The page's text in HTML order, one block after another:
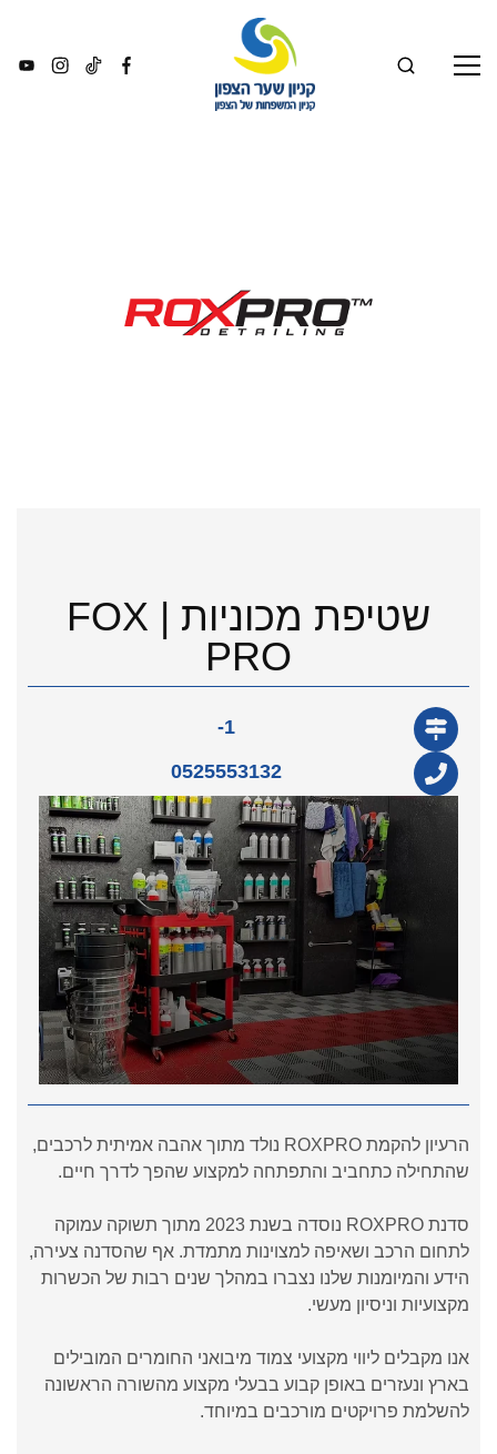
שטיפת מכוניות | FOX
PRO
1-
0525553132
הרעיון להקמת ROXPRO נולד מתוך אהבה אמיתית לרכבים,
שהתחילה כתחביב והתפתחה למקצוע שהפך לדרך חיים.
סדנת ROXPRO נוסדה בשנת 2023 מתוך תשוקה עמוקה
לתחום הרכב ושאיפה למצוינות מתמדת. אף שהסדנה צעירה,
הידע והמיומנות שלנו נצברו במהלך שנים רבות של הכשרות
מקצועיות וניסיון מעשי.
אנו מקבלים ליווי מקצועי צמוד מיבואני החומרים המובילים
בארץ ונעזרים באופן קבוע בבעלי מקצוע מהשורה הראשונה
להשלמת פרויקטים מורכבים במיוחד.